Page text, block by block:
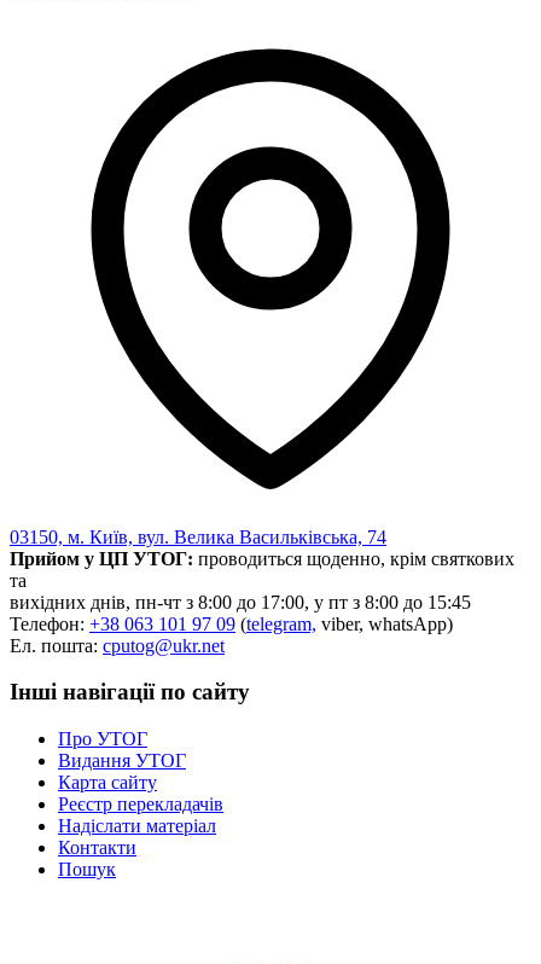
03150, м. Київ, вул. Велика Васильківська, 74
Прийом у ЦП УТОГ: проводиться щоденно, крім святкових
та
вихідних днів, пн-чт з 8:00 до 17:00, у пт з 8:00 до 15:45
Телефон: +38 063 101 97 09 (telegram, viber, whatsApp)
Ел. пошта: cputog@ukr.net
Інші навігації по сайту
Про УТОГ
Видання УТОГ
Карта сайту
Реєстр перекладачів
Надіслати матеріал
Контакти
Пошук